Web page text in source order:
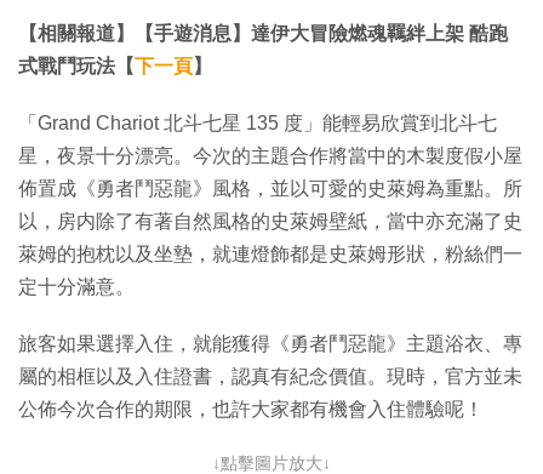
【相關報道】【手遊消息】達伊大冒險燃魂羈絆上架 酷跑
式戰鬥玩法【下一頁】
「Grand Chariot 北斗七星 135 度」能輕易欣賞到北斗七
星，夜景十分漂亮。今次的主題合作將當中的木製度假小屋
佈置成《勇者鬥惡龍》風格，並以可愛的史萊姆為重點。所
以，房内除了有著自然風格的史萊姆壁紙，當中亦充滿了史
萊姆的抱枕以及坐墊，就連燈飾都是史萊姆形狀，粉絲們一
定十分滿意。
旅客如果選擇入住，就能獲得《勇者鬥惡龍》主題浴衣、專
屬的相框以及入住證書，認真有紀念價值。現時，官方並未
公佈今次合作的期限，也許大家都有機會入住體驗呢！
↓點擊圖片放大↓